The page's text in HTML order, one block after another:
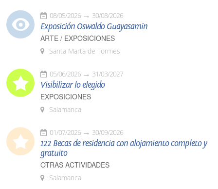
08/05/2026 30/08/2026
Exposición Oswaldo Guayasamín
ARTE / EXPOSICIONES
Santa Marta de Tormes
05/06/2026 31/03/2027
Visibilizar lo elegido
EXPOSICIONES
Salamanca
01/07/2026 30/09/2026
122 Becas de residencia con alojamiento completo y
gratuito
OTRAS ACTIVIDADES
Salamanca